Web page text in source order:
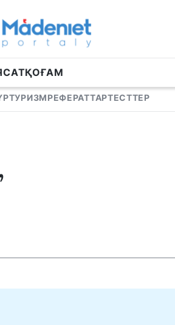
ҚОҒАМ
ТУРИЗМРЕФЕРАТТАРТЕСТТЕР